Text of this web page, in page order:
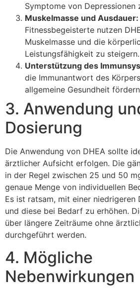
Symptome von Depressionen
Muskelmasse und Ausdauer:
Fitnessbegeisterte nutzen
Muskelmasse und die
Leistungsfähigkeit zu steigern.
Unterstützung des
die Immunantwort des
allgemeine Gesundheit
3. Anwendung
Dosierung
Die Anwendung von DHEA sollte
ärztlicher Aufsicht erfolgen. Die
in der Regel zwischen 25 und 50
genaue Menge von individuellen
Es ist ratsam, mit einer niedrigeren
und diese bei Bedarf zu erhöhen.
über längere Zeiträume ohne
durchgeführt werden.
4. Mögliche
Nebenwirkungen